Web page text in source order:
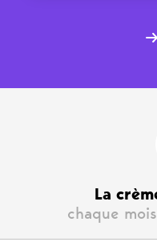
La
chaque